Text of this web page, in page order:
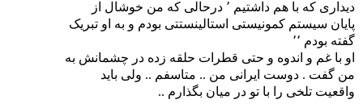
دیداری که با هم داشتیم ٬ درحالی که من خوشال از
پایان سیستم کمونیستی استالینستتی بودم و به او تبریک
گفته بودم ٬٬
او با غم و اندوه و حتی قطرات حلقه زده در چشمانش به
من گفت . دوست ایرانی من .. متاسفم .. ولی باید
واقعیت تلخی را با تو در میان بگذارم ..